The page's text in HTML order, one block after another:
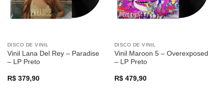
DISCO DE VINIL
Vinil Lana Del Rey – Paradise
– LP Preto
R$379,90
DISCO DE VINIL
Vinil Maroon 5 – Overexposed
– LP Preto
R$479,90